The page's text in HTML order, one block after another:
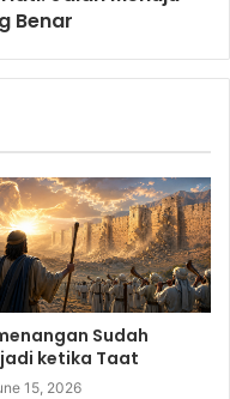
Benar
Sudah
ketika Taat
15, 2026